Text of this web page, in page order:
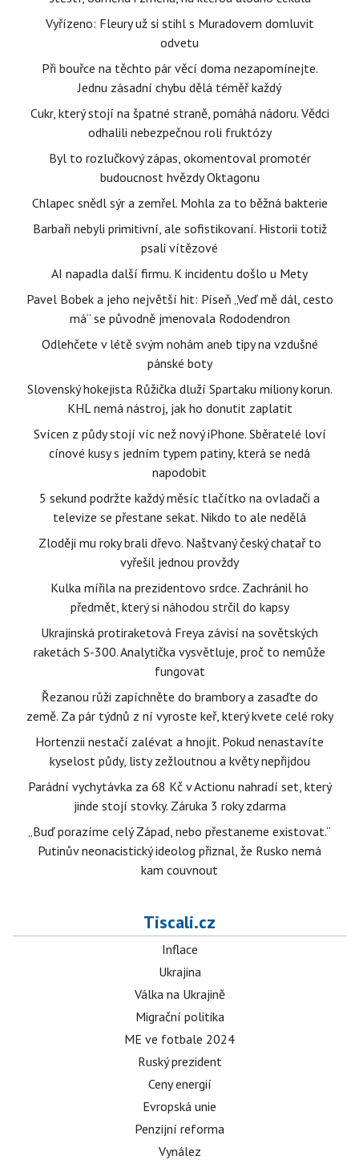
Vyřízeno: Fleury už si stihl s Muradovem domluvit
odvetu
Při bouřce na těchto pár věcí doma nezapomínejte.
Jednu zásadní chybu dělá téměř každý
Cukr, který stojí na špatné straně, pomáhá nádoru. Vědci
odhalili nebezpečnou roli fruktózy
Byl to rozlučkový zápas, okomentoval promotér
budoucnost hvězdy Oktagonu
Chlapec snědl sýr a zemřel. Mohla za to běžná bakterie
Barbaři nebyli primitivní, ale sofistikovaní. Historii totiž
psali vítězové
AI napadla další firmu. K incidentu došlo u Mety
Pavel Bobek a jeho největší hit: Píseň „Veď mě dál, cesto
má“ se původně jmenovala Rododendron
Odlehčete v létě svým nohám aneb tipy na vzdušné
pánské boty
Slovenský hokejista Růžička dluží Spartaku miliony korun.
KHL nemá nástroj, jak ho donutit zaplatit
Svícen z půdy stojí víc než nový iPhone. Sběratelé loví
cínové kusy s jedním typem patiny, která se nedá
napodobit
5 sekund podržte každý měsíc tlačítko na ovladači a
televize se přestane sekat. Nikdo to ale nedělá
Zloději mu roky brali dřevo. Naštvaný český chatař to
vyřešil jednou provždy
Kulka mířila na prezidentovo srdce. Zachránil ho
předmět, který si náhodou strčil do kapsy
Ukrajinská protiraketová Freya závisí na sovětských
raketách S-300. Analytička vysvětluje, proč to nemůže
fungovat
Řezanou růži zapíchněte do brambory a zasaďte do
země. Za pár týdnů z ní vyroste keř, který kvete celé roky
Hortenzii nestačí zalévat a hnojit. Pokud nenastavíte
kyselost půdy, listy zežloutnou a květy nepřijdou
Parádní vychytávka za 68 Kč v Actionu nahradí set, který
jinde stojí stovky. Záruka 3 roky zdarma
„Buď porazíme celý Západ, nebo přestaneme existovat.“
Putinův neonacistický ideolog přiznal, že Rusko nemá
kam couvnout
Tiscali.cz
Inflace
Ukrajina
Válka na Ukrajině
Migrační politika
ME ve fotbale 2024
Ruský prezident
Ceny energií
Evropská unie
Penzijní reforma
Vynález